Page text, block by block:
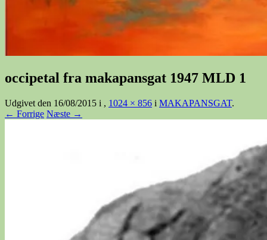
occipetal fra makapansgat 1947 MLD 1
Udgivet den 16/08/2015 i , 1024 × 856 i MAKAPANSGAT.
← Forrige Næste →